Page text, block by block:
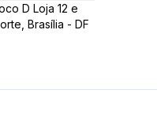
D Loja 12 e
Brasília - DF